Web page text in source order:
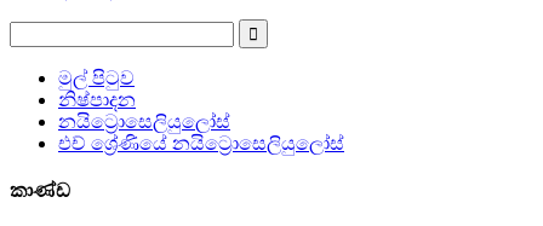
මුල් පිටුව
නිෂ්පාදන
නයිට්‍රොසෙලියුලෝස්
එච් ශ්‍රේණියේ නයිට්‍රොසෙලියුලෝස්
කාණ්ඩ